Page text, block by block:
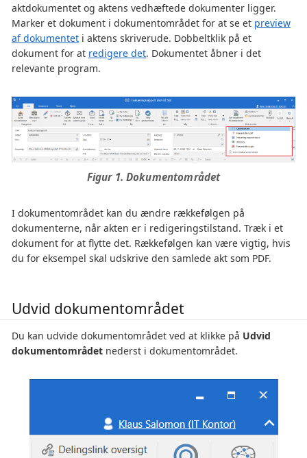
aktdokumentet og aktens vedhæftede dokumenter ligger.
Marker et dokument i dokumentområdet for at se et preview
af dokumentet i aktens skriverude. Dobbeltklik på et
dokument for at redigere det. Dokumentet åbner i det
relevante program.
Figur 1. Dokumentområdet
I dokumentområdet kan du ændre rækkefølgen på
dokumenterne, når akten er i redigeringstilstand. Træk i et
dokument for at flytte det. Rækkefølgen kan være vigtig, hvis
du for eksempel skal udskrive den samlede akt som PDF.
Udvid dokumentområdet
Du kan udvide dokumentområdet ved at klikke på Udvid
dokumentområdet nederst i dokumentområdet.